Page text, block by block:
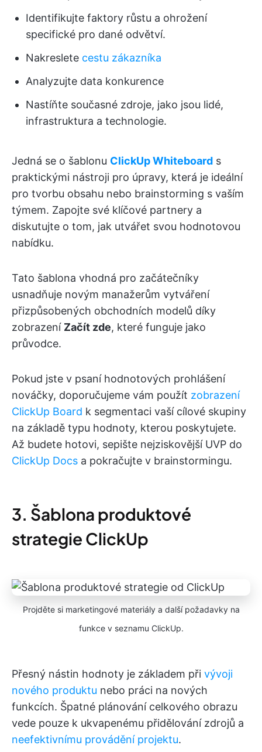
Identifikujte faktory růstu a ohrožení
specifické pro dané odvětví.
Nakreslete cestu zákazníka
Analyzujte data konkurence
Nastíňte současné zdroje, jako jsou lidé,
infrastruktura a technologie.
Jedná se o šablonu ClickUp Whiteboard s
praktickými nástroji pro úpravy, která je ideální
pro tvorbu obsahu nebo brainstorming s vaším
týmem. Zapojte své klíčové partnery a
diskutujte o tom, jak utvářet svou hodnotovou
nabídku.
Tato šablona vhodná pro začátečníky
usnadňuje novým manažerům vytváření
přizpůsobených obchodních modelů díky
zobrazení Začít zde, které funguje jako
průvodce.
Pokud jste v psaní hodnotových prohlášení
nováčky, doporučujeme vám použít zobrazení
ClickUp Board k segmentaci vaší cílové skupiny
na základě typu hodnoty, kterou poskytujete.
Až budete hotovi, sepište nejziskovější UVP do
ClickUp Docs a pokračujte v brainstormingu.
3. Šablona produktové
strategie ClickUp
Projděte si marketingové materiály a další požadavky na
funkce v seznamu ClickUp.
Přesný nástin hodnoty je základem při vývoji
nového produktu nebo práci na nových
funkcích. Špatné plánování celkového obrazu
vede pouze k ukvapenému přidělování zdrojů a
neefektivnímu provádění projektu.